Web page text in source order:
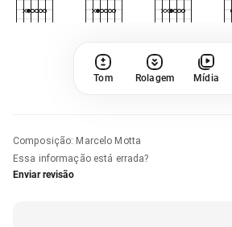
Tom Rolagem Mídia
Composição: Marcelo Motta
Essa informação está errada?
Enviar revisão